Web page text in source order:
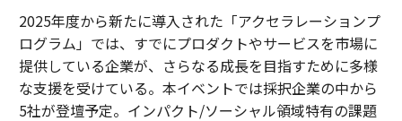
2025年度から新たに導入された「アクセラレーションプ
ログラム」では、すでにプロダクトやサービスを市場に
提供している企業が、さらなる成長を目指すために多様
な支援を受けている。本イベントでは採択企業の中から
5社が登壇予定。インパクト/ソーシャル領域特有の課題